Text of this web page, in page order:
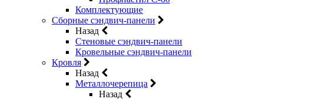
Комплектующие
Сборные сэндвич-панели
Назад
Стеновые сэндвич-панели
Кровельные сэндвич-панели
Кровля
Назад
Металлочерепица
Назад